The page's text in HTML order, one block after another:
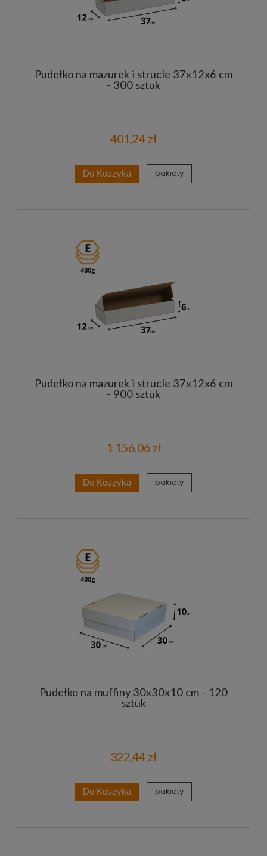
Pudełko na mazurek i strucle 37x12x6 cm
- 300 sztuk
401,24 zł
Do Koszyka pakiety
Pudełko na mazurek i strucle 37x12x6 cm
- 900 sztuk
1 156,06 zł
Do Koszyka pakiety
Pudełko na muffiny 30x30x10 cm - 120
sztuk
322,44 zł
Do Koszyka pakiety